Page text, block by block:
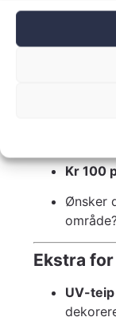
Kan
Kr 400
Kr 100
Ønsker
Ekstra
UV-